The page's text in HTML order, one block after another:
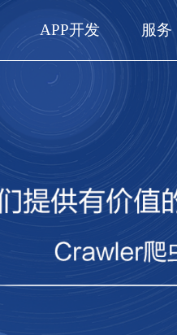
APP开发 服务